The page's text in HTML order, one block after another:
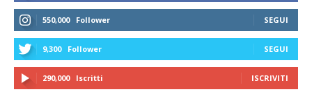
550,000 Follower SEGUI
9,300 Follower SEGUI
290,000 Iscritti ISCRIVITI